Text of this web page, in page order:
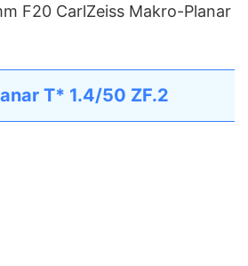
F20 CarlZeiss Makro-Planar
T* 1.4/50 ZF.2